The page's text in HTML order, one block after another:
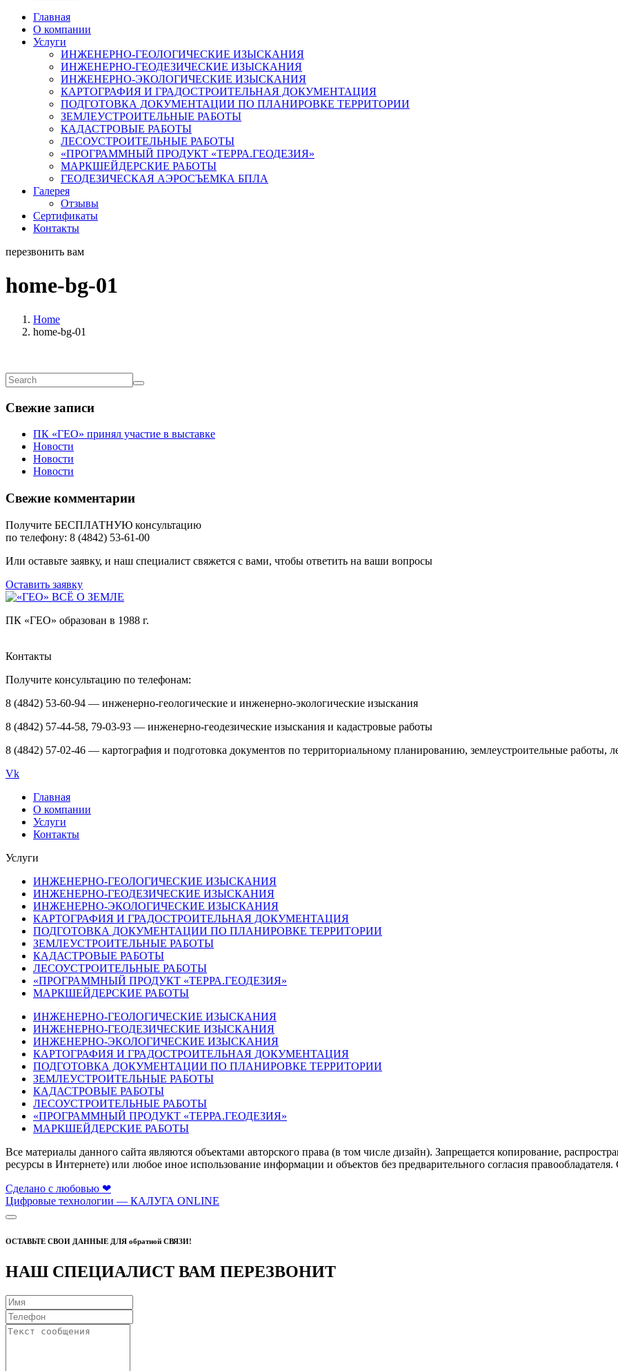
Главная
О компании
Услуги
ИНЖЕНЕРНО-ГЕОЛОГИЧЕСКИЕ ИЗЫСКАНИЯ
ИНЖЕНЕРНО-ГЕОДЕЗИЧЕСКИЕ ИЗЫСКАНИЯ
ИНЖЕНЕРНО-ЭКОЛОГИЧЕСКИЕ ИЗЫСКАНИЯ
КАРТОГРАФИЯ И ГРАДОСТРОИТЕЛЬНАЯ ДОКУМЕНТАЦИЯ
ПОДГОТОВКА ДОКУМЕНТАЦИИ ПО ПЛАНИРОВКЕ ТЕРРИТОРИИ
ЗЕМЛЕУСТРОИТЕЛЬНЫЕ РАБОТЫ
КАДАСТРОВЫЕ РАБОТЫ
ЛЕСОУСТРОИТЕЛЬНЫЕ РАБОТЫ
«ПРОГРАММНЫЙ ПРОДУКТ «ТЕРРА.ГЕОДЕЗИЯ»
МАРКШЕЙДЕРСКИЕ РАБОТЫ
ГЕОДЕЗИЧЕСКАЯ АЭРОСЪЕМКА БПЛА
Галерея
Отзывы
Сертификаты
Контакты
перезвонить вам
home-bg-01
Home
home-bg-01
Свежие записи
ПК «ГЕО» принял участие в выставке
Новости
Новости
Новости
Свежие комментарии
Получите БЕСПЛАТНУЮ консультацию
по телефону: 8 (4842) 53-61-00
Или оставьте заявку, и наш специалист свяжется с вами, чтобы ответить на ваши вопросы
Оставить заявку
ПК «ГЕО» образован в 1988 г.
Контакты
Получите консультацию по телефонам:
8 (4842) 53-60-94 — инженерно-геологические и инженерно-экологические изыскания
8 (4842) 57-44-58, 79-03-93 — инженерно-геодезические изыскания и кадастровые работы
8 (4842) 57-02-46 — картография и подготовка документов по территориальному планированию, землеустроительные работы,
Vk
Главная
О компании
Услуги
Контакты
Услуги
ИНЖЕНЕРНО-ГЕОЛОГИЧЕСКИЕ ИЗЫСКАНИЯ
ИНЖЕНЕРНО-ГЕОДЕЗИЧЕСКИЕ ИЗЫСКАНИЯ
ИНЖЕНЕРНО-ЭКОЛОГИЧЕСКИЕ ИЗЫСКАНИЯ
КАРТОГРАФИЯ И ГРАДОСТРОИТЕЛЬНАЯ ДОКУМЕНТАЦИЯ
ПОДГОТОВКА ДОКУМЕНТАЦИИ ПО ПЛАНИРОВКЕ ТЕРРИТОРИИ
ЗЕМЛЕУСТРОИТЕЛЬНЫЕ РАБОТЫ
КАДАСТРОВЫЕ РАБОТЫ
ЛЕСОУСТРОИТЕЛЬНЫЕ РАБОТЫ
«ПРОГРАММНЫЙ ПРОДУКТ «ТЕРРА.ГЕОДЕЗИЯ»
МАРКШЕЙДЕРСКИЕ РАБОТЫ
ИНЖЕНЕРНО-ГЕОЛОГИЧЕСКИЕ ИЗЫСКАНИЯ
ИНЖЕНЕРНО-ГЕОДЕЗИЧЕСКИЕ ИЗЫСКАНИЯ
ИНЖЕНЕРНО-ЭКОЛОГИЧЕСКИЕ ИЗЫСКАНИЯ
КАРТОГРАФИЯ И ГРАДОСТРОИТЕЛЬНАЯ ДОКУМЕНТАЦИЯ
ПОДГОТОВКА ДОКУМЕНТАЦИИ ПО ПЛАНИРОВКЕ ТЕРРИТОРИИ
ЗЕМЛЕУСТРОИТЕЛЬНЫЕ РАБОТЫ
КАДАСТРОВЫЕ РАБОТЫ
ЛЕСОУСТРОИТЕЛЬНЫЕ РАБОТЫ
«ПРОГРАММНЫЙ ПРОДУКТ «ТЕРРА.ГЕОДЕЗИЯ»
МАРКШЕЙДЕРСКИЕ РАБОТЫ
Все материалы данного сайта являются объектами авторского права (в том числе дизайн). Запрещается копирование,
ресурсы в Интернете) или любое иное использование информации и объектов без предварительного согласия
Сделано с любовью ❤
Цифровые технологии — КАЛУГА ONLINE
ОСТАВЬТЕ СВОИ ДАННЫЕ ДЛЯ обратной СВЯЗИ!
НАШ СПЕЦИАЛИСТ ВАМ ПЕРЕЗВОНИТ